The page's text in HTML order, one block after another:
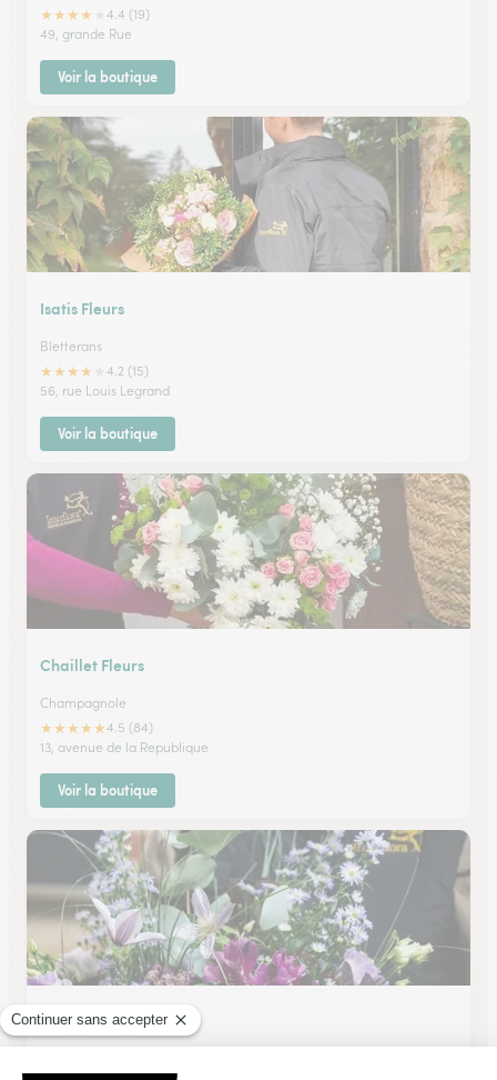
★★★★
4.4 (19)
49, grande Rue
Voir la boutique
Isatis Fleurs
Bletterans
★★★★
4.2 (15)
56, rue Louis Legrand
Voir la boutique
Chaillet Fleurs
Champagnole
★★★★★4.5 (84)
13, avenue de la Republique
Voir la boutique
Au Val Fleuri